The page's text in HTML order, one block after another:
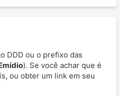
DDD ou o prefixo das
). Se você achar que é
ou obter um link em seu